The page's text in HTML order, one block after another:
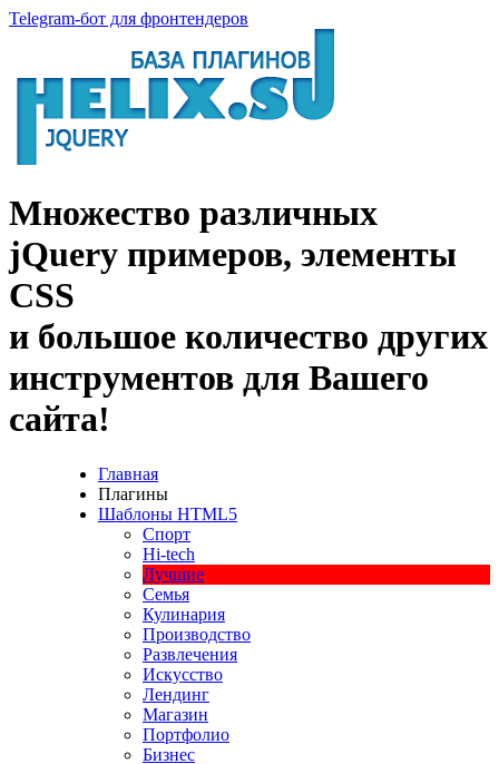
Telegram-бот для фронтендеров
Множество различных
jQuery примеров, элементы
CSS
и большое количество других
инструментов для Вашего
сайта!
Главная
Плагины
Шаблоны HTML5
Спорт
Hi-tech
Лучшие
Семья
Кулинария
Производство
Развлечения
Искусство
Лендинг
Магазин
Портфолио
Бизнес